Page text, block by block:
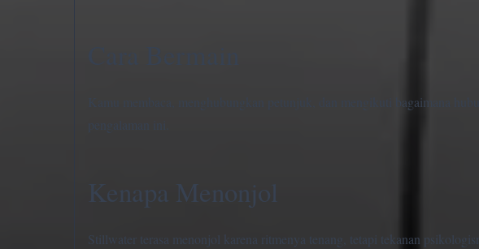
Kamu membaca, menghubungkan petunjuk, dan mengikuti bagaimana
Kenapa Menonjol
Stillwater terasa menonjol karena ritmenya tenang, tetapi tekanan